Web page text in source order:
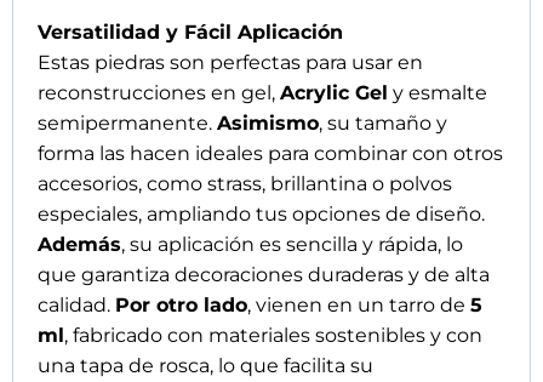
Versatilidad y Fácil Aplicación
Estas piedras son perfectas para usar en
reconstrucciones en gel, Acrylic Gel y esmalte
semipermanente. Asimismo, su tamaño y
forma las hacen ideales para combinar con otros
accesorios, como strass, brillantina o polvos
Además, su aplicación es sencilla y rápida, lo
que garantiza decoraciones duraderas y de alta
calidad. Por otro lado, vienen en un tarro de 5
ml, fabricado con materiales sostenibles y con
una tapa de rosca, lo que facilita su